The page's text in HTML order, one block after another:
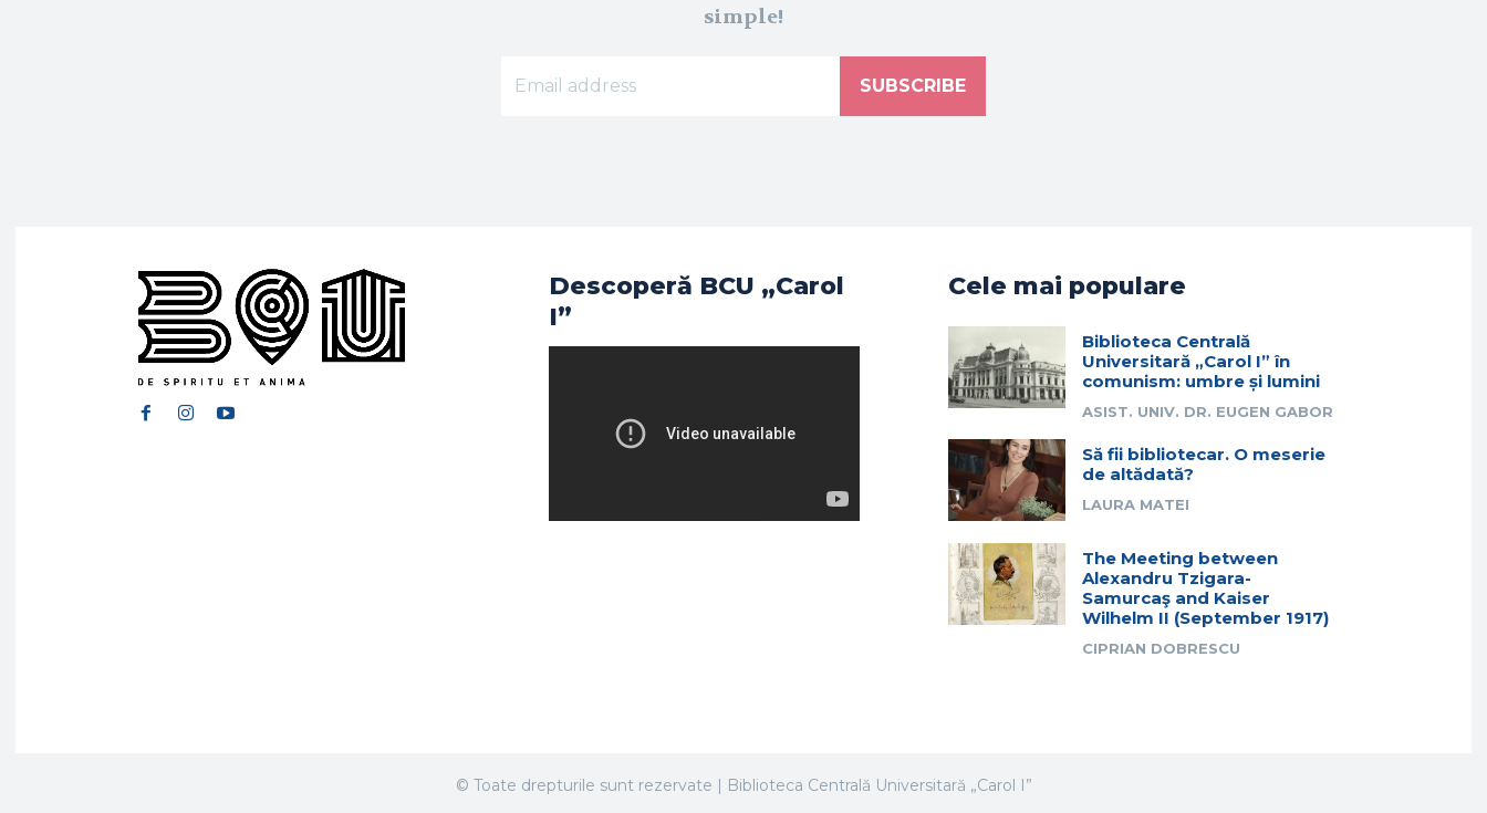
simple!
SUBSCRIBE
Descoperă BCU „Carol
I”
Cele mai populare
Biblioteca Centrală
Universitară „Carol I” în
comunism: umbre și lumini
ASIST. UNIV. DR. EUGEN GABOR
Să fii bibliotecar. O meserie
de altădată?
LAURA MATEI
The Meeting between
Alexandru Tzigara-
Samurcaş and Kaiser
Wilhelm II (September 1917)
CIPRIAN DOBRESCU
© Toate drepturile sunt rezervate | Biblioteca Centrală Universitară „Carol I”